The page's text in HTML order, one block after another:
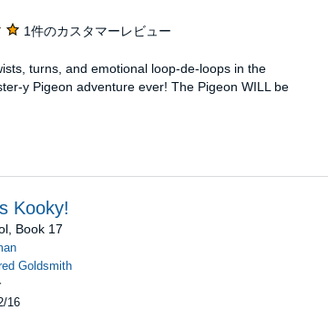
1件のカスタマーレビュー
turns, and emotional loop-de-loops in the
y Pigeon adventure ever! The Pigeon WILL be
Kooky!
Book 17
Goldsmith
16